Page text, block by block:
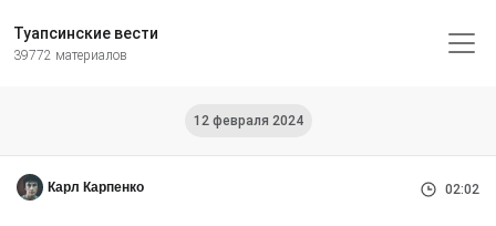
Туапсинские вести
39772 материалов
12 февраля 2024
Карл Карпенко 02:02